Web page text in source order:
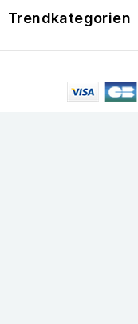
Trendkategorien